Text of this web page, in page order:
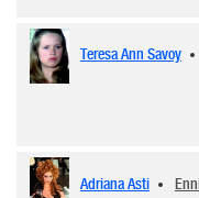
Teresa Ann Savoy
Adriana Asti